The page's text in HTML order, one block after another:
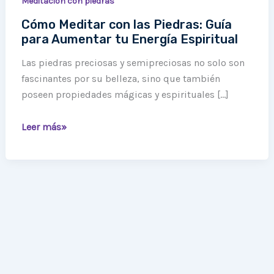
Cómo Meditar con las Piedras: Guía
para Aumentar tu Energía Espiritual
Las piedras preciosas y semipreciosas no solo son
fascinantes por su belleza, sino que también
poseen propiedades mágicas y espirituales […]
Leer más»